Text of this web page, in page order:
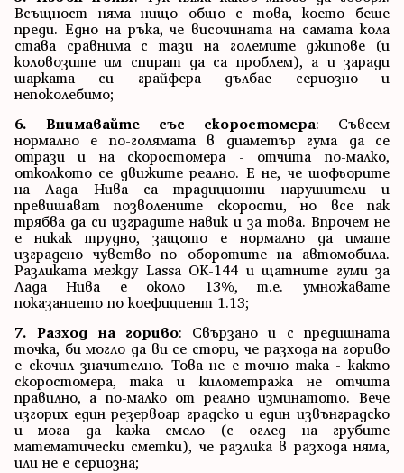
Всъщност няма нищо общо с това, което беше
преди. Едно на ръка, че височината на самата кола
става сравнима с тази на големите джипове (и
коловозите им спират да са проблем), а и заради
шарката си грайфера дълбае сериозно и
непоколебимо;
6. Внимавайте със скоростомера: Съвсем
нормално е по-голямата в диаметър гума да се
отрази и на скоростомера - отчита по-малко,
отколкото се движите реално. Е не, че шофьорите
на Лада Нива са традиционни нарушители и
превишават позволените скорости, но все пак
трябва да си изградите навик и за това. Впрочем не
е никак трудно, защото е нормално да имате
изградено чувство по оборотите на автомобила.
Разликата между Lassa OK-144 и щатните гуми за
Лада Нива е около 13%, т.е. умножавате
показанието по коефициент 1.13;
7. Разход на гориво: Свързано и с предишната
точка, би могло да ви се стори, че разхода на гориво
е скочил значително. Това не е точно така - както
скоростомера, така и километража не отчита
правилно, а по-малко от реално изминатото. Вече
изгорих един резервоар градско и един извънградско
и мога да кажа смело (с оглед на грубите
математически сметки), че разлика в разхода няма,
или не е сериозна;